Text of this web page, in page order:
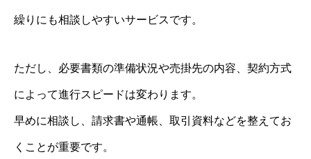
繰りにも相談しやすいサービスです。
ただし、必要書類の準備状況や売掛先の内容、契約方式
によって進行スピードは変わります。
早めに相談し、請求書や通帳、取引資料などを整えてお
くことが重要です。